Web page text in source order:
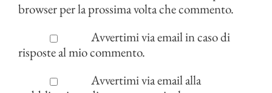
browser per la prossima volta che commento.
Avvertimi via email in caso di
risposte al mio commento.
Avvertimi via email alla